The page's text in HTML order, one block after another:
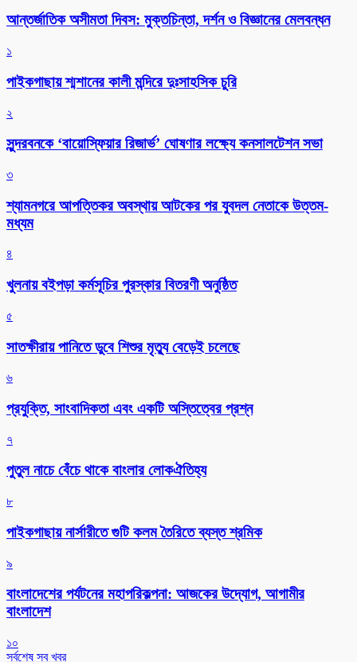
আন্তর্জাতিক অসীমতা দিবস: মুক্তচিন্তা, দর্শন ও বিজ্ঞানের মেলবন্ধন
১
পাইকগাছায় শ্মশানের কালী মন্দিরে দুঃসাহসিক চুরি
২
সুন্দরবনকে ‘বায়োস্ফিয়ার রিজার্ভ’ ঘোষণার লক্ষ্যে কনসালটেশন সভা
৩
শ্যামনগরে আপত্তিকর অবস্থায় আটকের পর যুবদল নেতাকে উত্তম-
মধ্যম
৪
খুলনায় বইপড়া কর্মসূচির পুরস্কার বিতরণী অনুষ্ঠিত
৫
সাতক্ষীরায় পানিতে ডুবে শিশুর মৃত্যু বেড়েই চলেছে
৬
প্রযুক্তি, সাংবাদিকতা এবং একটি অস্তিত্বের প্রশ্ন
৭
পুতুল নাচে বেঁচে থাকে বাংলার লোকঐতিহ্য
৮
পাইকগাছায় নার্সারীতে গুটি কলম তৈরিতে ব্যস্ত শ্রমিক
৯
বাংলাদেশের পর্যটনের মহাপরিকল্পনা: আজকের উদ্যোগ, আগামীর
বাংলাদেশ
১০
সর্বশেষ সব খবর